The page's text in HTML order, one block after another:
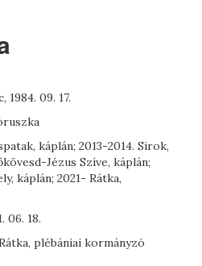
1984. 09. 17.
káplán; 2013-2014. Sirok,
Jézus Szíve, káplán;
káplán; 2021- Rátka,
06. 18.
plébániai kormányzó